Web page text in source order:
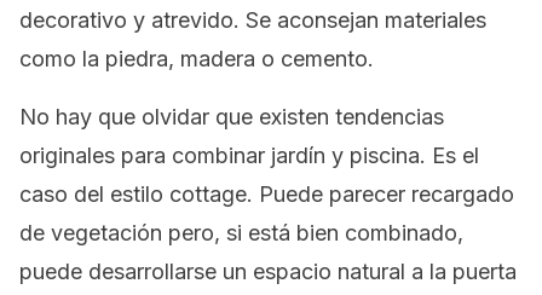
decorativo y atrevido. Se aconsejan materiales
como la piedra, madera o cemento.
No hay que olvidar que existen tendencias
originales para combinar jardín y piscina. Es el
caso del estilo cottage. Puede parecer recargado
de vegetación pero, si está bien combinado,
puede desarrollarse un espacio natural a la puerta